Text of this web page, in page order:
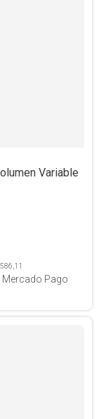
Variable
Mercado Pago